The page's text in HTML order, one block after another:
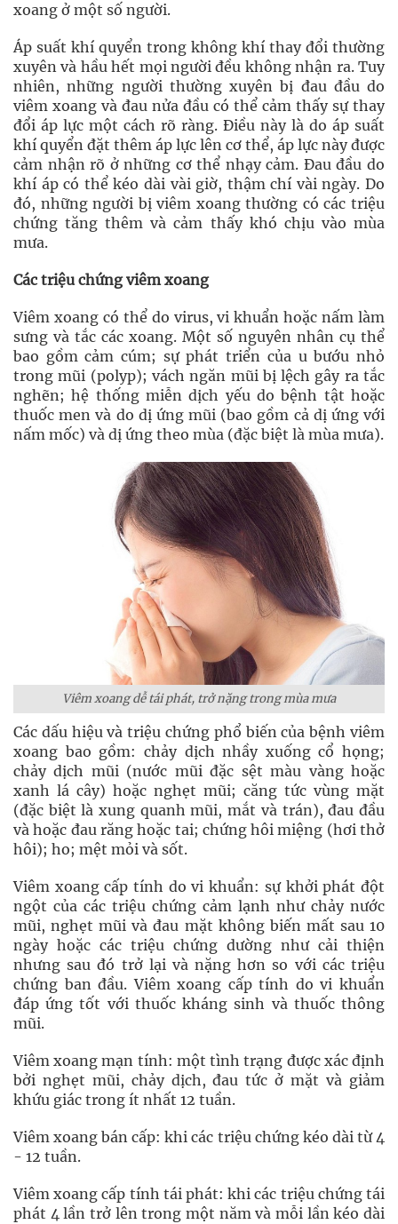
xoang ở một số người.
Áp suất khí quyển trong không khí thay đổi thường
xuyên và hầu hết mọi người đều không nhận ra. Tuy
nhiên, những người thường xuyên bị đau đầu do
viêm xoang và đau nửa đầu có thể cảm thấy sự thay
đổi áp lực một cách rõ ràng. Điều này là do áp suất
khí quyển đặt thêm áp lực lên cơ thể, áp lực này được
cảm nhận rõ ở những cơ thể nhạy cảm. Đau đầu do
khí áp có thể kéo dài vài giờ, thậm chí vài ngày. Do
đó, những người bị viêm xoang thường có các triệu
chứng tăng thêm và cảm thấy khó chịu vào mùa
mưa.
Các triệu chứng viêm xoang
Viêm xoang có thể do virus, vi khuẩn hoặc nấm làm
sưng và tắc các xoang. Một số nguyên nhân cụ thể
bao gồm cảm cúm; sự phát triển của u bướu nhỏ
trong mũi (polyp); vách ngăn mũi bị lệch gây ra tắc
nghẽn; hệ thống miễn dịch yếu do bệnh tật hoặc
thuốc men và do dị ứng mũi (bao gồm cả dị ứng với
nấm mốc) và dị ứng theo mùa (đặc biệt là mùa mưa).
Viêm xoang dễ tái phát, trở nặng trong mùa mưa
Các dấu hiệu và triệu chứng phổ biến của bệnh viêm
xoang bao gồm: chảy dịch nhầy xuống cổ họng;
chảy dịch mũi (nước mũi đặc sệt màu vàng hoặc
xanh lá cây) hoặc nghẹt mũi; căng tức vùng mặt
(đặc biệt là xung quanh mũi, mắt và trán), đau đầu
và hoặc đau răng hoặc tai; chứng hôi miệng (hơi thở
hôi); ho; mệt mỏi và sốt.
Viêm xoang cấp tính do vi khuẩn: sự khởi phát đột
ngột của các triệu chứng cảm lạnh như chảy nước
mũi, nghẹt mũi và đau mặt không biến mất sau 10
ngày hoặc các triệu chứng dường như cải thiện
nhưng sau đó trở lại và nặng hơn so với các triệu
chứng ban đầu. Viêm xoang cấp tính do vi khuẩn
đáp ứng tốt với thuốc kháng sinh và thuốc thông
mũi.
Viêm xoang mạn tính: một tình trạng được xác định
bởi nghẹt mũi, chảy dịch, đau tức ở mặt và giảm
khứu giác trong ít nhất 12 tuần.
Viêm xoang bán cấp: khi các triệu chứng kéo dài từ 4
- 12 tuần.
Viêm xoang cấp tính tái phát: khi các triệu chứng tái
phát 4 lần trở lên trong một năm và mỗi lần kéo dài